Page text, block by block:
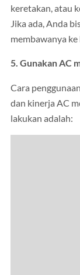
keretakan, atau
Jika ada, Anda
membawanya
5. Gunakan AC
Cara
dan kinerja AC
lakukan adalah: